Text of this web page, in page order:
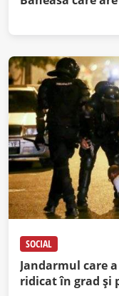
SOCIAL
Jandarmul care
ridicat în grad și